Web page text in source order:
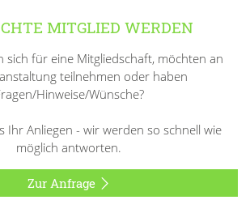
MITGLIED WERDEN
sich für eine Mitgliedschaft, möchten an
teilnehmen oder haben
Hinweise/Wünsche?
Ihr Anliegen - wir werden so schnell wie
möglich antworten.
Zur Anfrage